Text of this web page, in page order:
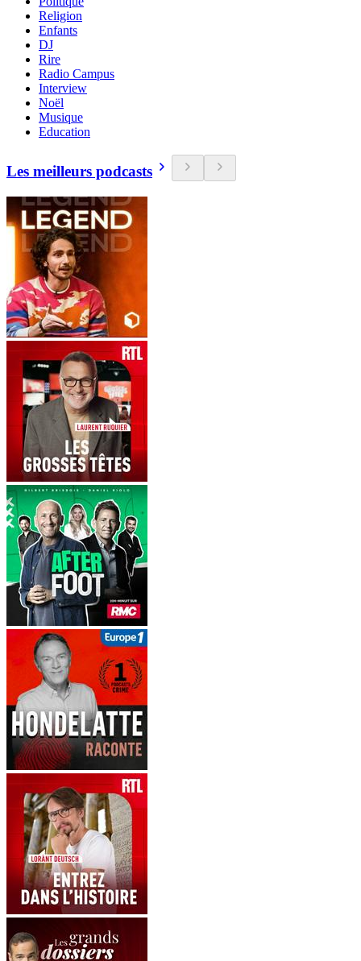
Religion
Enfants
DJ
Rire
Radio Campus
Interview
Noël
Musique
Education
Les meilleurs podcasts